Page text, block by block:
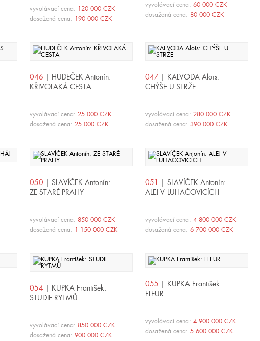
vyvolávací cena: 120 000 CZK
dosažená cena: 190 000 CZK
vyvolávací cena: 60 000 CZK
dosažená cena: 80 000 CZK
046 | HUDEČEK Antonín:
KŘIVOLAKÁ CESTA
vyvolávací cena: 25 000 CZK
dosažená cena: 25 000 CZK
047 | KALVODA Alois:
CHÝŠE U STRŽE
vyvolávací cena: 280 000 CZK
dosažená cena: 390 000 CZK
050 | SLAVÍČEK Antonín:
ZE STARÉ PRAHY
vyvolávací cena: 850 000 CZK
dosažená cena: 1 150 000 CZK
051 | SLAVÍČEK Antonín:
ALEJ V LUHAČOVICÍCH
vyvolávací cena: 4 800 000 CZK
dosažená cena: 6 700 000 CZK
054 | KUPKA František:
STUDIE RYTMŮ
vyvolávací cena: 850 000 CZK
dosažená cena: 900 000 CZK
055 | KUPKA František:
FLEUR
vyvolávací cena: 4 900 000 CZK
dosažená cena: 5 600 000 CZK